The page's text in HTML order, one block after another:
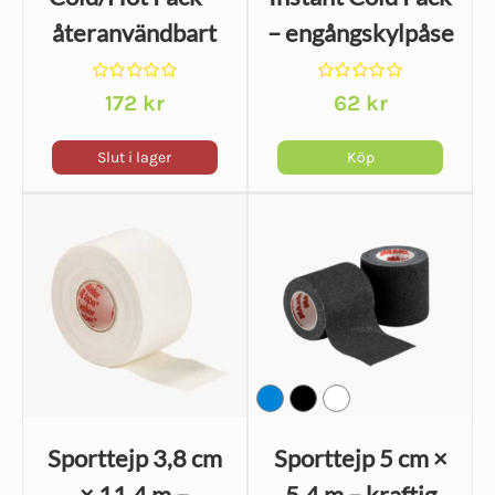
väljas
återanvändbart
gelpaket för kyla
och värme
Betygsatt
5
172 kr
Slut i lager
– engångskylpåse
för akut kylning
Betygsatt
5
62 kr
Köp
Sporttejp 3,8 cm
Sporttejp 5 cm ×